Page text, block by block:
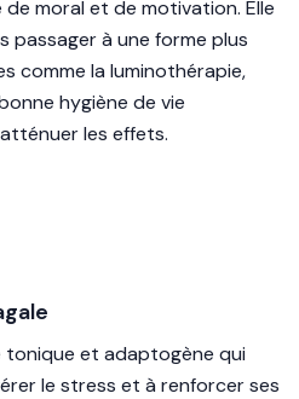
moral et de motivation. Elle
passager à une forme plus
comme la luminothérapie,
hygiène de vie
les effets.
tonique et adaptogène qui
le stress et à renforcer ses